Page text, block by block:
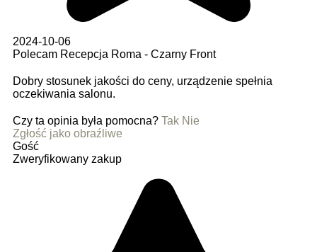
2024-10-06
Polecam Recepcja Roma - Czarny Front
Dobry stosunek jakości do ceny, urządzenie spełnia
oczekiwania salonu.
Czy ta opinia była pomocna? Tak Nie
Zgłość jako obraźliwe
Gość
Zweryfikowany zakup